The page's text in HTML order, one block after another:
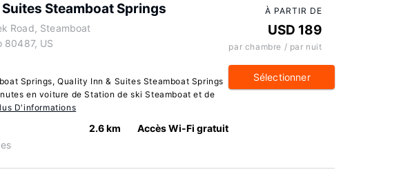
Steamboat Springs
Road, Steamboat
80487, US
Springs, Quality Inn & Suites Steamboat Springs
en voiture de Station de ski Steamboat et de
D'informations
2.6 km Accès Wi-Fi gratuit
À PARTIR DE
USD 189
par chambre / par nuit
Sélectionner